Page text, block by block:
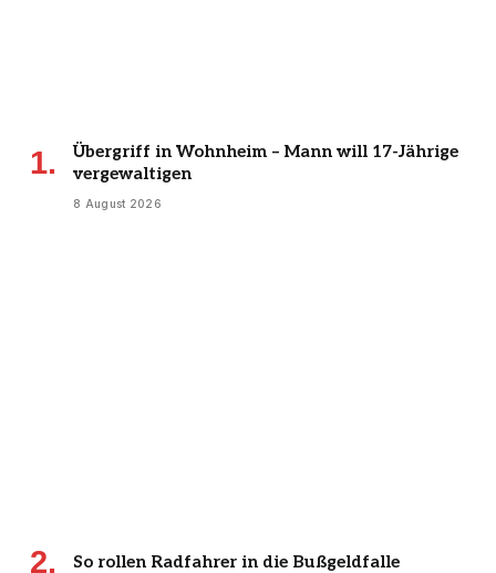
Übergriff in Wohnheim – Mann will 17-Jährige
vergewaltigen
8 August 2026
So rollen Radfahrer in die Bußgeldfalle